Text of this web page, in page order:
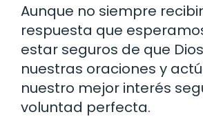
Aunque no siempre
respuesta que
estar seguros de que
nuestras oraciones y
nuestro mejor interés
voluntad perfecta.